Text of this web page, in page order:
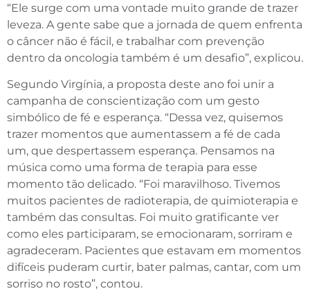
“Ele surge com uma vontade muito grande de trazer
leveza. A gente sabe que a jornada de quem enfrenta
o câncer não é fácil, e trabalhar com prevenção
dentro da oncologia também é um desafio”, explicou.
Segundo Virgínia, a proposta deste ano foi unir a
campanha de conscientização com um gesto
simbólico de fé e esperança. “Dessa vez, quisemos
trazer momentos que aumentassem a fé de cada
um, que despertassem esperança. Pensamos na
música como uma forma de terapia para esse
momento tão delicado. “Foi maravilhoso. Tivemos
muitos pacientes de radioterapia, de quimioterapia e
também das consultas. Foi muito gratificante ver
como eles participaram, se emocionaram, sorriram e
agradeceram. Pacientes que estavam em momentos
difíceis puderam curtir, bater palmas, cantar, com um
sorriso no rosto”, contou.